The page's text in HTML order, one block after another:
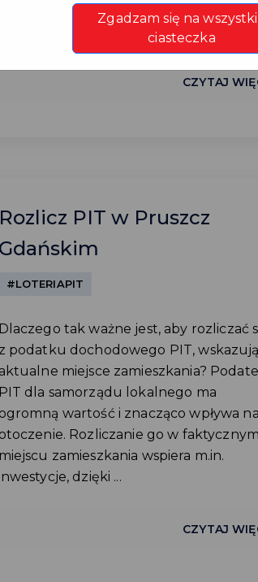
wylosujemy zwycięzców
Loterii PIT....
CZYTAJ
PIT w Pruszcz
#LOTERIAPIT
tak ważne jest, aby rozliczać
podatku dochodowego PIT,
miejsce zamieszkania?
dla samorządu lokalnego ma
wartość i znacząco wpływa na
Rozliczanie go w faktycznym
zamieszkania wspiera m.in.
dzięki ...
CZYTAJ
Zgadzam się na
ciasteczka